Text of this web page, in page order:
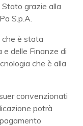
grazie alla
S.p.A.
che è stata
e delle Finanze di
che è alla
convenzionati
potrà